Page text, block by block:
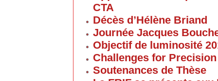
CTA
Décès d’Hélène Briand
Journée Jacques
Objectif de luminosité
Challenges for
Soutenances de Thèse